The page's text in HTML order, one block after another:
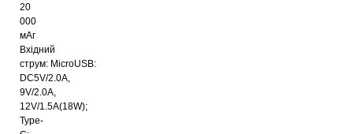
20
000
мАг
Вхідний
струм: MicroUSB:
DC5V/2.0A,
9V/2.0A,
12V/1.5A(18W);
Type-